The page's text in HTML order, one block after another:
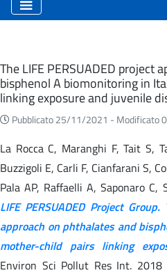
Eventi
The LIFE PERSUADED project
bisphenol A biomonitoring in
linking exposure and juvenile
Pubblicato 25/11/2021 - Modificato
La Rocca C, Maranghi F, Tait S,
Buzzigoli E, Carli F, Cianfarani S,
Pala AP, Raffaelli A, Saponaro C,
LIFE PERSUADED Project
approach on phthalates and
mother-child pairs linking
Environ Sci Pollut Res Int. 2018